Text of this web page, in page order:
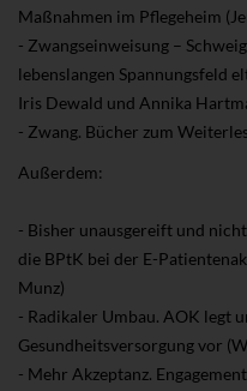
Maßnahmen im Pflegeheim
- Zwangseinweisung –
lebenslangen Spannungsfeld
Iris Dewald und Annika
- Zwang. Bücher zum
Außerdem:
- Bisher unausgereift und
die BPtK bei der E-
Munz)
- Radikaler Umbau. AOK legt
Gesundheitsversorgung vor
- Mehr Akzeptanz.